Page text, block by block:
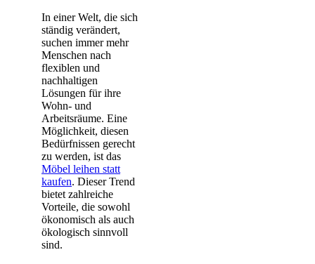
In einer Welt, die sich
ständig verändert,
suchen immer mehr
Menschen nach
flexiblen und
nachhaltigen
Lösungen für ihre
Wohn- und
Arbeitsräume. Eine
Möglichkeit, diesen
Bedürfnissen gerecht
zu werden, ist das
Möbel leihen statt
kaufen. Dieser Trend
bietet zahlreiche
Vorteile, die sowohl
ökonomisch als auch
ökologisch sinnvoll
sind.